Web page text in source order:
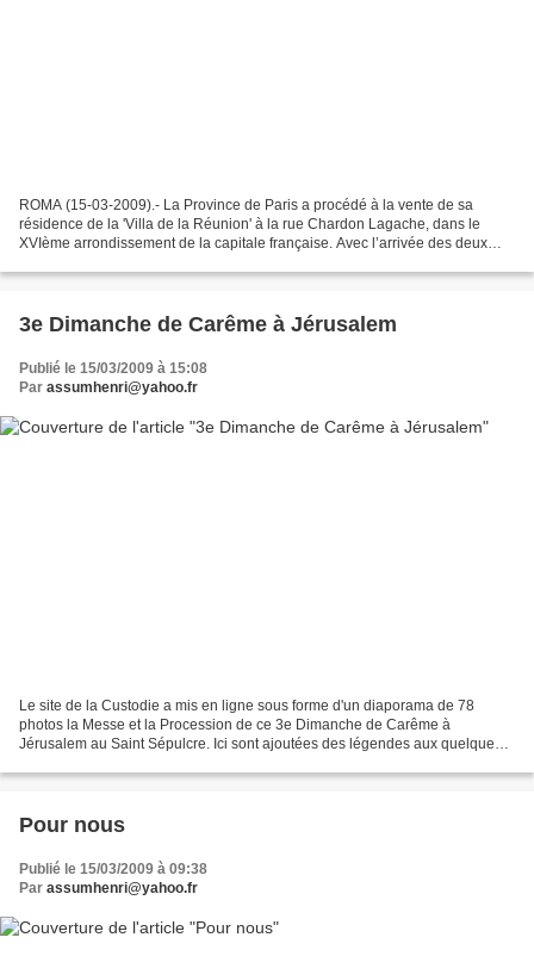
ROMA (15-03-2009).- La Province de Paris a procédé à la vente de sa
résidence de la 'Villa de la Réunion' à la rue Chardon Lagache, dans le
XVIème arrondissement de la capitale française. Avec l’arrivée des deux
3e Dimanche de Carême à Jérusalem
Publié le 15/03/2009 à 15:08
Par assumhenri@yahoo.fr
Le site de la Custodie a mis en ligne sous forme d'un diaporama de 78
photos la Messe et la Procession de ce 3e Dimanche de Carême à
Jérusalem au Saint Sépulcre. Ici sont ajoutées des légendes aux quelques
Pour nous
Publié le 15/03/2009 à 09:38
Par assumhenri@yahoo.fr